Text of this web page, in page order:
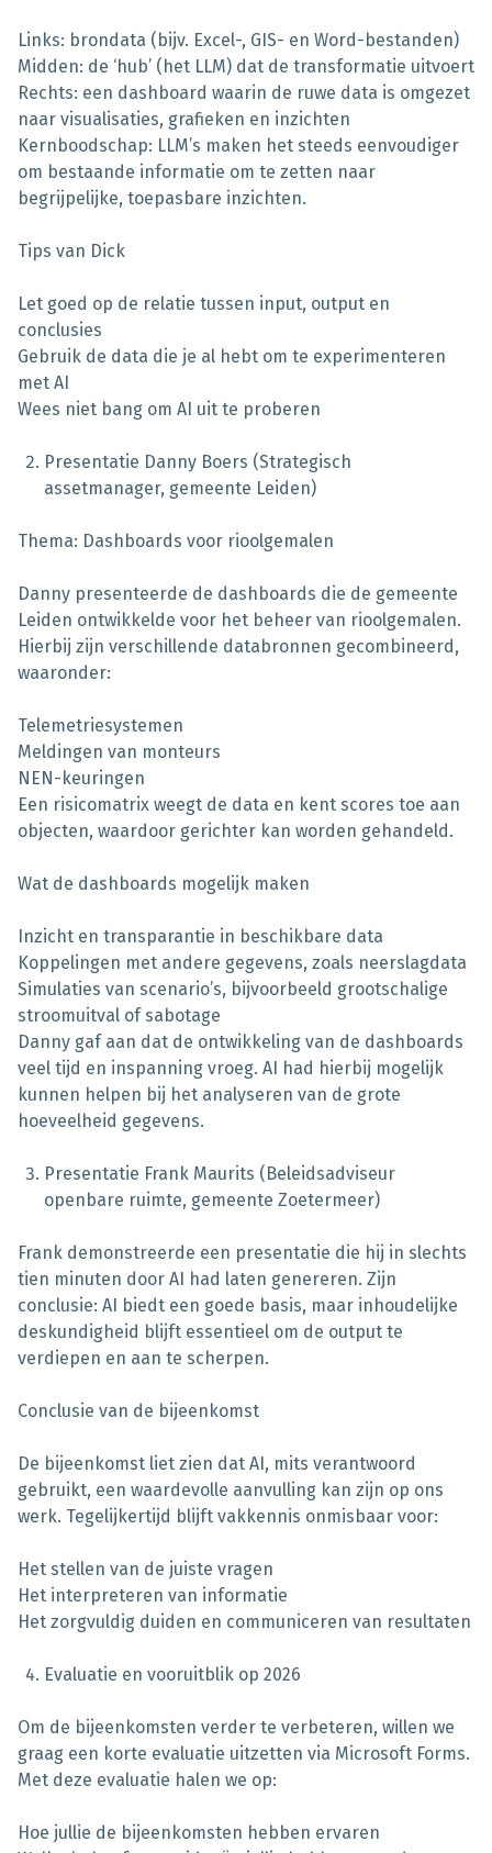
Links: brondata (bijv. Excel-, GIS- en Word-bestanden)
Midden: de ‘hub’ (het LLM) dat de transformatie uitvoert
Rechts: een dashboard waarin de ruwe data is omgezet
naar visualisaties, grafieken en inzichten
Kernboodschap: LLM’s maken het steeds eenvoudiger
om bestaande informatie om te zetten naar
begrijpelijke, toepasbare inzichten.
Tips van Dick
Let goed op de relatie tussen input, output en
conclusies
Gebruik de data die je al hebt om te experimenteren
met AI
Wees niet bang om AI uit te proberen
Presentatie Danny Boers (Strategisch
assetmanager, gemeente Leiden)
Thema: Dashboards voor rioolgemalen
Danny presenteerde de dashboards die de gemeente
Leiden ontwikkelde voor het beheer van rioolgemalen.
Hierbij zijn verschillende databronnen gecombineerd,
waaronder:
Telemetriesystemen
Meldingen van monteurs
NEN-keuringen
Een risicomatrix weegt de data en kent scores toe aan
objecten, waardoor gerichter kan worden gehandeld.
Wat de dashboards mogelijk maken
Inzicht en transparantie in beschikbare data
Koppelingen met andere gegevens, zoals neerslagdata
Simulaties van scenario’s, bijvoorbeeld grootschalige
stroomuitval of sabotage
Danny gaf aan dat de ontwikkeling van de dashboards
veel tijd en inspanning vroeg. AI had hierbij mogelijk
kunnen helpen bij het analyseren van de grote
hoeveelheid gegevens.
Presentatie Frank Maurits (Beleidsadviseur
openbare ruimte, gemeente Zoetermeer)
Frank demonstreerde een presentatie die hij in slechts
tien minuten door AI had laten genereren. Zijn
conclusie: AI biedt een goede basis, maar inhoudelijke
deskundigheid blijft essentieel om de output te
verdiepen en aan te scherpen.
Conclusie van de bijeenkomst
De bijeenkomst liet zien dat AI, mits verantwoord
gebruikt, een waardevolle aanvulling kan zijn op ons
werk. Tegelijkertijd blijft vakkennis onmisbaar voor:
Het stellen van de juiste vragen
Het interpreteren van informatie
Het zorgvuldig duiden en communiceren van resultaten
Evaluatie en vooruitblik op 2026
Om de bijeenkomsten verder te verbeteren, willen we
graag een korte evaluatie uitzetten via Microsoft Forms.
Met deze evaluatie halen we op:
Hoe jullie de bijeenkomsten hebben ervaren